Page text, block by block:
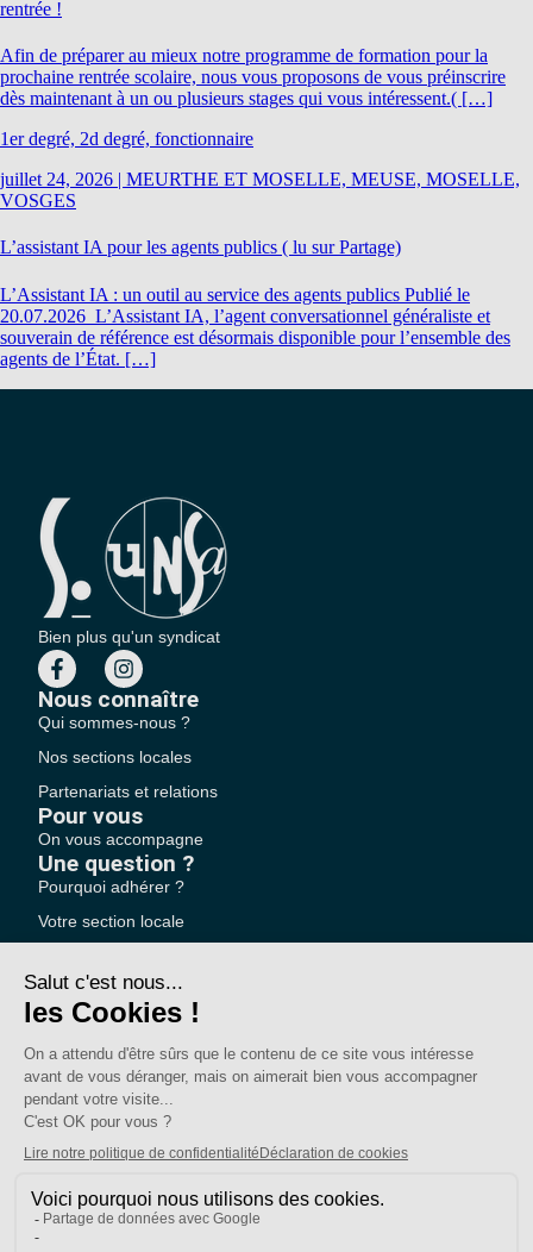
rentrée !
Afin de préparer au mieux notre programme de formation pour la
prochaine rentrée scolaire, nous vous proposons de vous préinscrire
dès maintenant à un ou plusieurs stages qui vous intéressent.( […]
1er degré, 2d degré, fonctionnaire
juillet 24, 2026 | MEURTHE ET MOSELLE, MEUSE, MOSELLE,
VOSGES
L’assistant IA pour les agents publics ( lu sur Partage)
L’Assistant IA : un outil au service des agents publics Publié le
20.07.2026 L’Assistant IA, l’agent conversationnel généraliste et
souverain de référence est désormais disponible pour l’ensemble des
agents de l’État. […]
Bien plus qu'un syndicat
Nous connaître
Qui sommes-nous ?
Nos sections locales
Partenariats et relations
Pour vous
On vous accompagne
Une question ?
Pourquoi adhérer ?
Votre section locale
Nous contacter
Votre espace
Adhérer au SE-UNSA